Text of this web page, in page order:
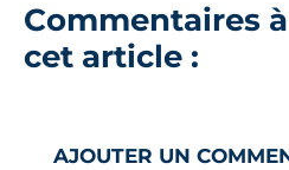
Commentaires
cet article :
AJOUTER UN